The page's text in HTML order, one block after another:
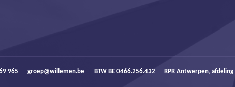
965 groep@willemen.be BTW BE 0466.256.432 RPR Antwerpen,